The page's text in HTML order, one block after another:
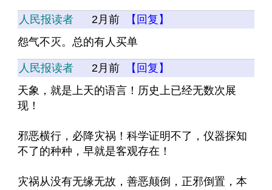
人民报读者 2月前
【回复】
怨气不灭。总的有人买单
人民报读者 2月前
【回复】
天象，就是上天的语言！历史上已经无数次展
现！
邪恶横行，必降灾祸！科学证明不了，仪器探知
不了的种种，早就是客观存在！
灾祸从没有无缘无故，善恶颠倒，正邪倒置，本